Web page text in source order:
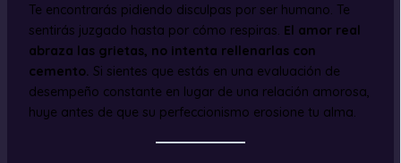
Te encontrarás pidiendo disculpas por ser humano. Te
sentirás juzgado hasta por cómo respiras. El amor real
abraza las grietas, no intenta rellenarlas con
cemento. Si sientes que estás en una evaluación de
desempeño constante en lugar de una relación amorosa,
huye antes de que su perfeccionismo erosione tu alma.